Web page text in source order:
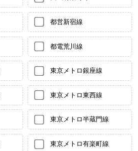
都営新宿線
都電荒川線
東京メトロ銀座線
東京メトロ東西線
東京メトロ半蔵門線
東京メトロ有楽町線